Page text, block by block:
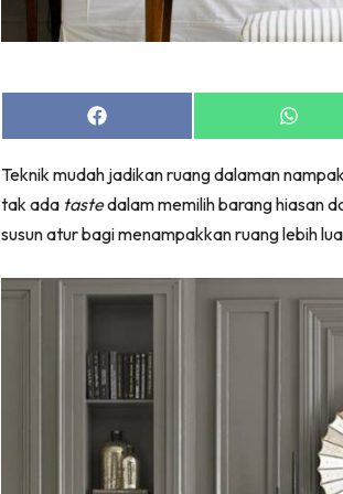
Make
Share
on
Share
on
Teknik mudah jadikan ruang dalaman
tak ada tastedalam memilih barang hiasan
susun atur bagi menampakkan ruang lebih